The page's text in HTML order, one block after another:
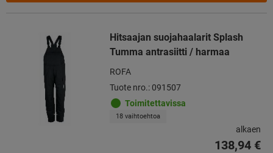
Hitsaajan suojahaalarit Splash
Tumma antrasiitti / harmaa
ROFA
Tuote nro.: 091507
Toimitettavissa
18 vaihtoehtoa
alkaen
138,94 €